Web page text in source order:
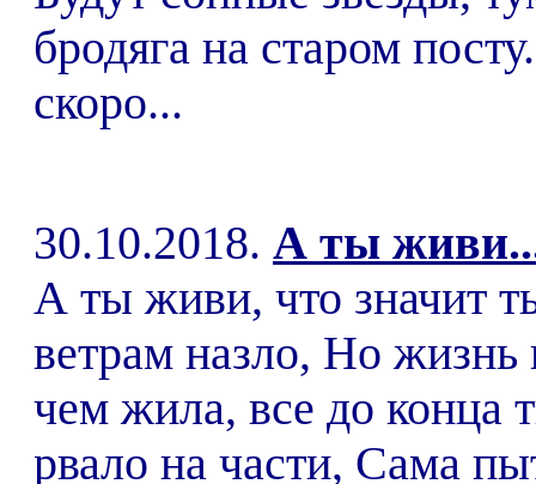
бродяга на старом
скоро...
30.10.2018. А ты
А ты живи, что значит
ветрам назло, Но жизнь
чем жила, все до конца
рвало на части, Сама